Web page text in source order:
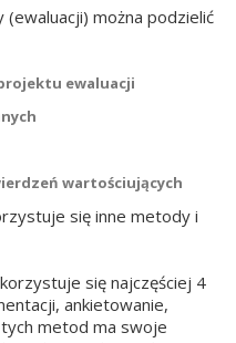
można podzielić
ewaluacji
wartościujących
się inne metody i
się najczęściej 4
ankietowanie,
metod ma swoje